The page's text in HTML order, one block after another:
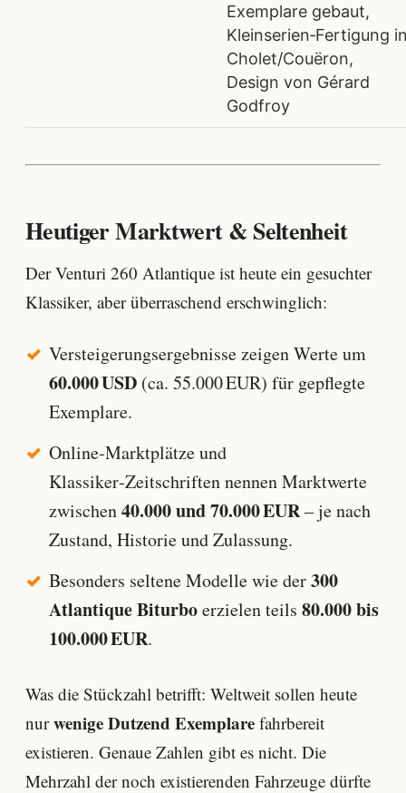
Exemplare gebaut,
Kleinserien‑Fertigung
Cholet/Couëron,
Design von Gérard
Godfroy
Heutiger Marktwert & Seltenheit
Der Venturi 260 Atlantique ist heute ein gesuchter
Klassiker, aber überraschend erschwinglich:
Versteigerungsergebnisse zeigen Werte um
60.000 USD(ca. 55.000 EUR) für gepflegte
Exemplare.
Online‑Marktplätze und
Klassiker‑Zeitschriften nennen Marktwerte
zwischen40.000 und 70.000 EUR– je nach
Zustand, Historie und Zulassung.
Besonders seltene Modelle wie der300
Atlantique Biturboerzielen teils 80.000 bis
100.000 EUR.
Was die Stückzahl betrifft: Weltweit sollen heute
nurwenige Dutzend Exemplare fahrbereit
existieren. Genaue Zahlen gibt es nicht. Die
Mehrzahl der noch existierenden Fahrzeuge dürfte